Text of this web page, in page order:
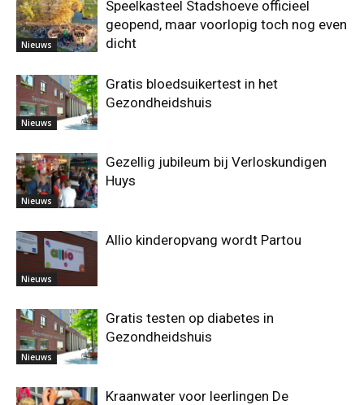
Nieuws
Speelkasteel Stadshoeve officieel
geopend, maar voorlopig toch nog even
dicht
Nieuws
Gratis bloedsuikertest in het
Gezondheidshuis
Nieuws
Gezellig jubileum bij Verloskundigen
Huys
Nieuws
Allio kinderopvang wordt Partou
Nieuws
Gratis testen op diabetes in
Gezondheidshuis
Kraanwater voor leerlingen De